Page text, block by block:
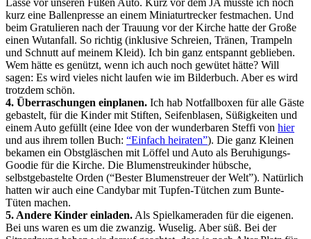
Lasse vor unseren Füßen Auto. Kurz vor dem JA musste ich noch
kurz eine Ballenpresse an einem Miniaturtrecker festmachen. Und
beim Gratulieren nach der Trauung vor der Kirche hatte der Große
einen Wutanfall. So richtig (inklusive Schreien, Tränen, Trampeln
und Schnutt auf meinem Kleid). Ich bin ganz entspannt geblieben.
Wem hätte es genützt, wenn ich auch noch gewütet hätte? Will
sagen: Es wird vieles nicht laufen wie im Bilderbuch. Aber es wird
trotzdem schön.
4. Überraschungen einplanen. Ich hab Notfallboxen für alle Gäste
gebastelt, für die Kinder mit Stiften, Seifenblasen, Süßigkeiten und
einem Auto gefüllt (eine Idee von der wunderbaren Steffi von hier
und aus ihrem tollen Buch: “Einfach heiraten”). Die ganz Kleinen
bekamen ein Obstgläschen mit Löffel und Auto als Beruhigungs-
Goodie für die Kirche. Die Blumenstreukinder hübsche,
selbstgebastelte Orden (“Bester Blumenstreuer der Welt”). Natürlich
hatten wir auch eine Candybar mit Tupfen-Tütchen zum Bunte-
Tüten machen.
5. Andere Kinder einladen.Als Spielkameraden für die eigenen.
Bei uns waren es um die zwanzig. Wuselig. Aber süß. Bei der